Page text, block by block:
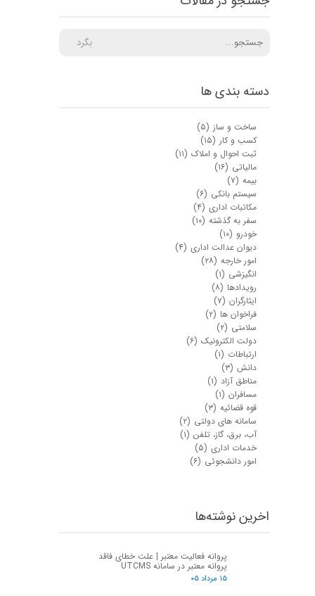
دسته بندی ها
ساخت و ساز (۵)
کسب و کار (۱۵)
ثبت احوال و املاک (۱۱)
مالیاتی (۱۶)
بیمه (۷)
سیستم بانکی (۶)
مکاتبات اداری (۴)
سفر به گذشته (۱۰)
خودرو (۱۰)
دیوان عدالت اداری (۴)
امور خارجه (۲۸)
انگیزشی (۱)
رویدادها (۸)
ایثارگران (۷)
فراخوان ها (۲)
سلامتی (۲)
دولت الکترونیک (۶)
ارتباطات (۱)
دانش (۳)
مناطق آزاد (۱)
مسافران (۱)
قوه قضائیه (۳)
سامانه های دولتی (۲)
آب، برق، گاز، تلفن (۱)
خدمات اداری (۵)
امور دانشجوئی (۶)
بگرد
اخرین نوشته‌ها
پروانه فعالیت معتبر | علت خطای فاقد
پروانه معتبر در سامانه UTCMS
۱۵ مرداد ۰۵